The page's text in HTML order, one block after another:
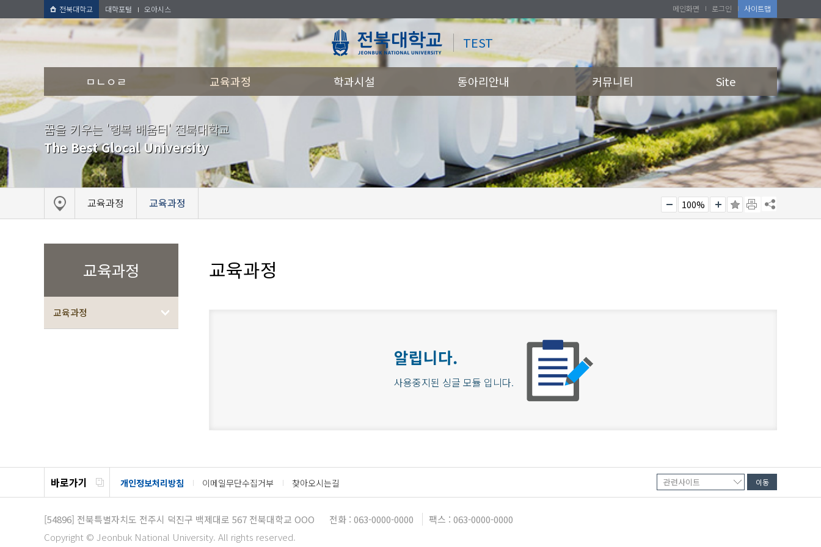
전북대학교 대학포털 오아시스
TEST
메인화면 로그인 사이트맵
ㅁㄴㅇㄹ 교육과정 학과시설 동아리안내 커뮤니티 Site
꿈을 키우는 '행복 배움터' 전북대학교
The Best Glocal University
교육과정 교육과정 100%
교육과정
교육과정
교육과정
알립니다.
사용중지된 싱글 모듈 입니다.
바로가기 개인정보처리방침 이메일무단수집거부 찾아오시는길
[54896] 전북특별자치도 전주시 덕진구 백제대로 567 전북대학교 OOO 전화 : 063-0000-0000
팩스 : 063-0000-0000
Copyright © Jeonbuk National University. All rights reserved.